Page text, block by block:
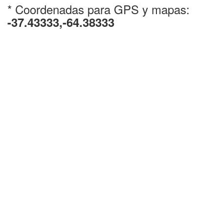
* Coordenadas para GPS y mapas:
-37.43333,-64.38333